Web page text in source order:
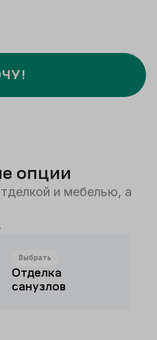
опции
и мебелью, а
Выбрать
Отделка
санузлов